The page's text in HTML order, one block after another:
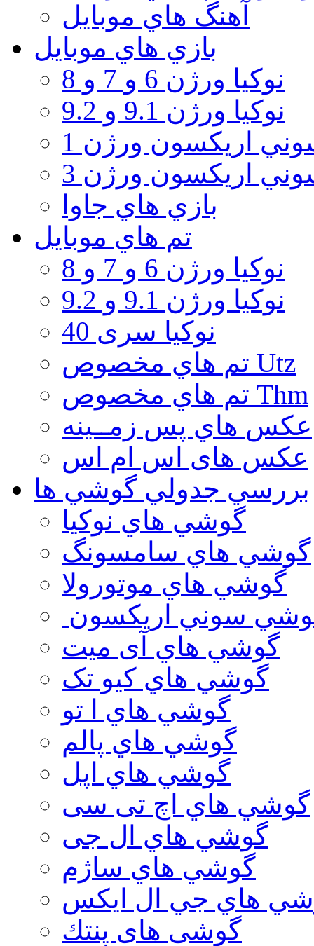
آهنگ هاي موبايل
بازي هاي موبايل
نوكيا ورژن 6 و 7 و 8
نوكيا ورژن 9.1 و 9.2
اريكسون ورژن 1
اريكسون ورژن 3
بازي هاي جاوا
تم هاي موبايل
نوكيا ورژن 6 و 7 و 8
نوكيا ورژن 9.1 و 9.2
نوکیا سری 40
تم هاي مخصوص Utz
تم هاي مخصوص Thm
عكس هاي پس زمــينه
عكس های اس ام اس
بررسي جدولي گوشي ها
گوشي هاي نوكيا
گوشي هاي سامسونگ
گوشي هاي موتورولا
سوني اريكسون
گوشي هاي آی میت
گوشي هاي کیو تک
گوشي هاي ا تو
گوشي هاي پالم
گوشي هاي اپل
گوشي هاي اچ تی سی
گوشي هاي ال جی
گوشي هاي ساژم
هاي جي ال ايكس
گوشی های پنتك